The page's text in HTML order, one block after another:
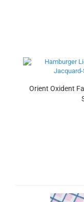
Orient Oxident